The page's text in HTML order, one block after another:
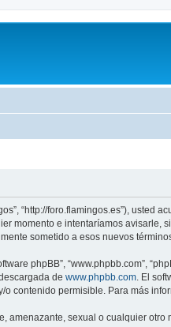
“http://foro.flamingos.es”),
momento e intentaríamos
sometido a esos nuevos
phpBB”, “www.phpbb.com”,
de www.phpbb.com. El
contenido permisible. Para más
sexual o cualquier